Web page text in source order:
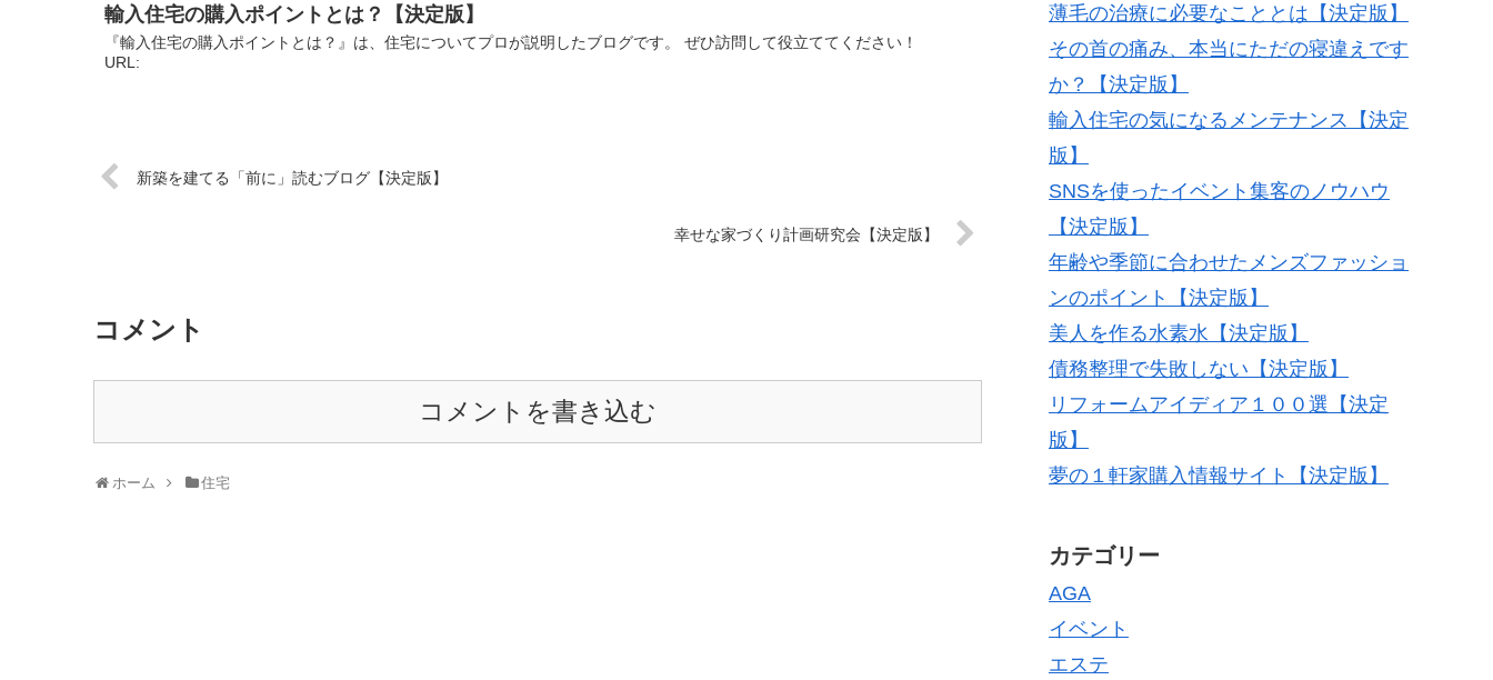
輸入住宅の購入ポイントとは？【決定版】
『輸入住宅の購入ポイントとは？』は、住宅についてプロが説明したブログです。 ぜひ訪問して役立ててください！
URL:
新築を建てる「前に」読むブログ【決定版】
幸せな家づくり計画研究会【決定版】
コメント
コメントを書き込む
ホーム 住宅
薄毛の治療に必要なこととは【決定版】
その首の痛み、本当にただの寝違えです
か？【決定版】
輸入住宅の気になるメンテナンス【決定
版】
SNSを使ったイベント集客のノウハウ
【決定版】
年齢や季節に合わせたメンズファッショ
ンのポイント【決定版】
美人を作る水素水【決定版】
債務整理で失敗しない【決定版】
リフォームアイディア１００選【決定
版】
夢の１軒家購入情報サイト【決定版】
カテゴリー
AGA
イベント
エステ